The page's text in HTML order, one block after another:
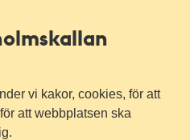
vi kakor, cookies, för att
att webbplatsen ska